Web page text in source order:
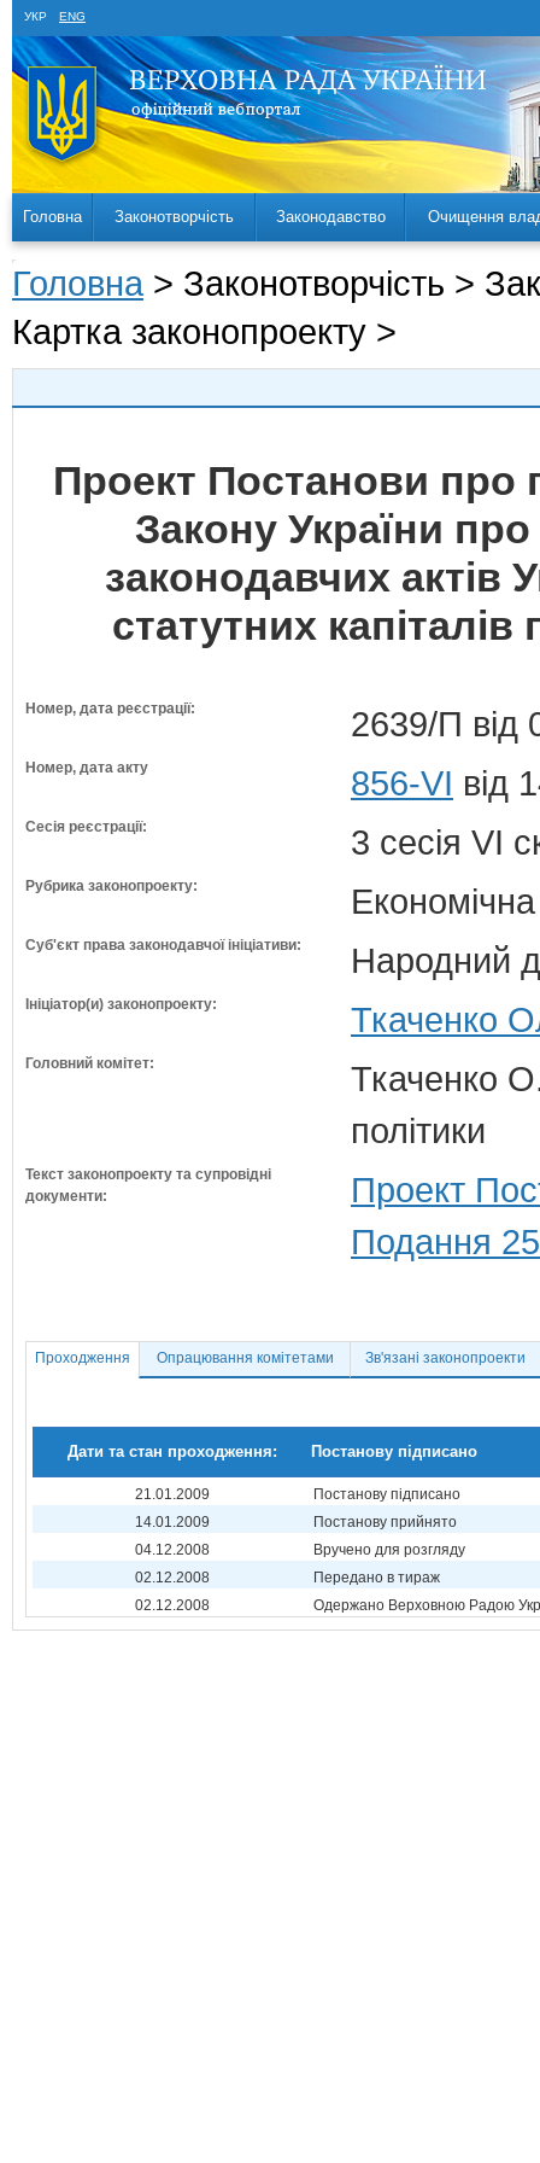
УКР ENG
Головна Законотворчість Законодавство Очищення
Головна > Законотворчість >
Картка законопроекту >
Проект Постанови про
Закону України
законодавчих
статутних
Номер, дата реєстрації: 2639/П від
Номер, дата акту 856-VI від
Сесія реєстрації: 3 сесія VI
Рубрика законопроекту:
Суб'єкт права законодавчої ініціативи: Народний
Ініціатор(и) законопроекту: Ткаченко
Головний комітет:
Ткаченко
політики
Текст законопроекту та супровідні
документи:
Проект
Подання
Проходження Опрацювання комітетами Зв'язані законопроекти
Дати та стан проходження: Постанову підписано
21.01.2009
Постанову підписано
14.01.2009
Постанову прийнято
04.12.2008
Вручено для розгляду
02.12.2008
Передано в тираж
02.12.2008
Одержано Верховною Радою